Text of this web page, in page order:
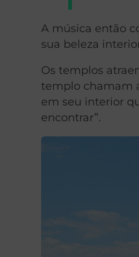
A música então
sua beleza
Os templos
templo chamam
em seu interior
encontrar”.